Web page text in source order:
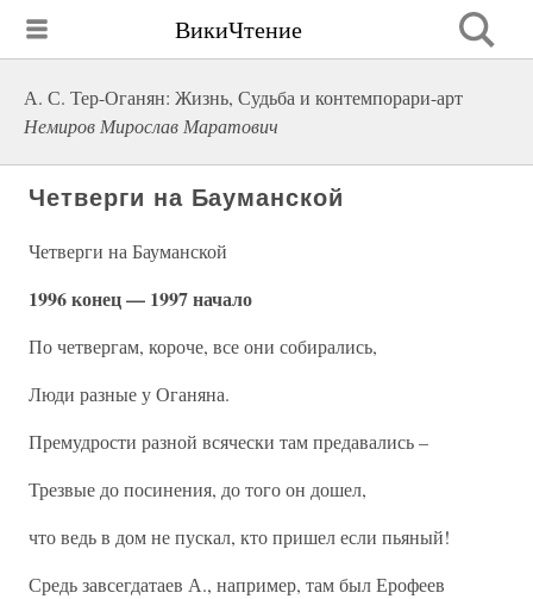
ВикиЧтение
А. С. Тер-Оганян: Жизнь, Судьба и контемпорари-арт
Немиров Мирослав Маратович
Четверги на Бауманской
Четверги на Бауманской
1996 конец — 1997 начало
По четвергам, короче, все они собирались,
Люди разные у Оганяна.
Премудрости разной всячески там предавались –
Трезвые до посинения, до того он дошел,
что ведь в дом не пускал, кто пришел если пьяный!
Средь завсегдатаев А., например, там был Ерофеев